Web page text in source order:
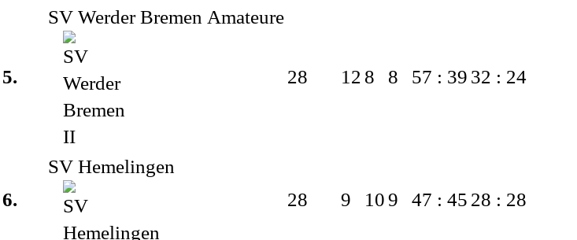
5.
SV Werder Bremen Amateure
28 12 8 8 57 : 39 32 : 24
6.
SV Hemelingen
28
9 109 47 : 45 28 : 28